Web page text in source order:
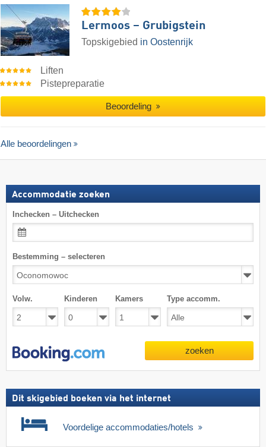
Lermoos – Grubigstein
Topskigebied in Oostenrijk
Liften
Pistepreparatie
Beoordeling
Alle beoordelingen
Accommodatie zoeken
Inchecken – Uitchecken
Bestemming – selecteren
Volw. Kinderen Kamers Type accomm.
zoeken
Dit skigebied boeken via het internet
Voordelige accommodaties/hotels